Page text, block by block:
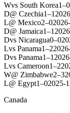
Wvs South Korea1–0
D@ Czechia1–1
L@ Mexico2–0
D@ Jamaica1–1
Dvs Nicaragua0–0
Lvs Panama1–2
Dvs Panama1–1
Lvs Cameroon1–2
W@ Zimbabwe2–3
L@ Egypt1–02025-
Canada